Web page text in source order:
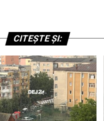
CITEȘTE ȘI: